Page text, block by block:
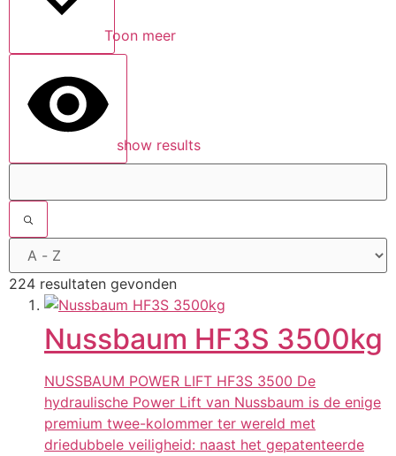
Toon meer
show results
224 resultaten gevonden
Nussbaum HF3S 3500kg
NUSSBAUM POWER LIFT HF3S 3500 De
hydraulische Power Lift van Nussbaum is de enige
premium twee-kolommer ter wereld met
driedubbele veiligheid: naast het gepatenteerde